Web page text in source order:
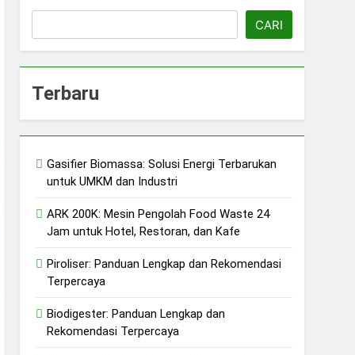
CARI
Terbaru
Gasifier Biomassa: Solusi Energi Terbarukan
untuk UMKM dan Industri
ARK 200K: Mesin Pengolah Food Waste 24
Jam untuk Hotel, Restoran, dan Kafe
Piroliser: Panduan Lengkap dan Rekomendasi
Terpercaya
Biodigester: Panduan Lengkap dan
Rekomendasi Terpercaya